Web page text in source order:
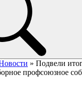
» Подвели
профсоюзное